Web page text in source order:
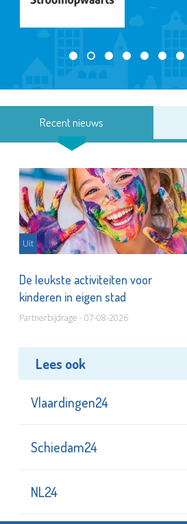
Recent nieuws
Uit
De leukste activiteiten voor
kinderen in eigen stad
Partnerbijdrage - 07-08-2026
Lees ook
Vlaardingen24
Schiedam24
NL24